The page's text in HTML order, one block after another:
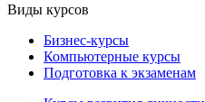
Виды курсов
Бизнес-курсы
Компьютерные курсы
Подготовка к экзаменам